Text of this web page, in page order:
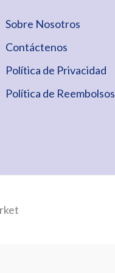
Sobre Nosotros
Contáctenos
Política de Privacidad
Política de Reembolsos